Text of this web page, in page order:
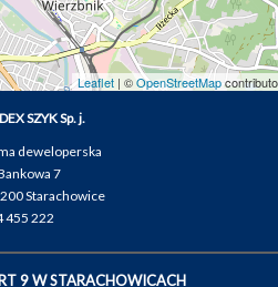
Leaflet | ©OpenStreetMap
SZYK Sp. j.
deweloperska
7
Starachowice
455 222
9 W STARACHOWICACH